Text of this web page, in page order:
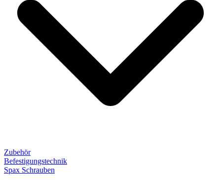
Zubehör
Befestigungstechnik
Spax Schrauben